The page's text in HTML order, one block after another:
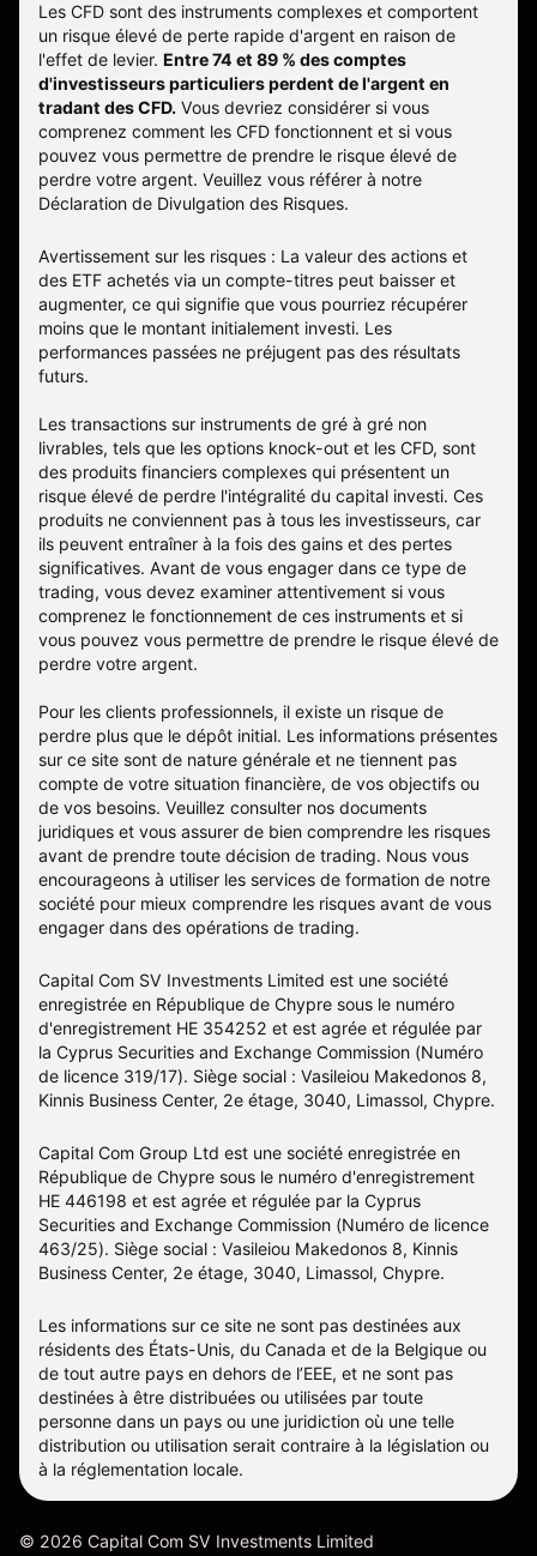
Les CFD sont des instruments complexes et comportent
un risque élevé de perte rapide d'argent en raison de
l'effet de levier. Entre 74 et 89 % des comptes
d'investisseurs particuliers perdent de l'argent en
tradant des CFD. Vous devriez considérer si vous
comprenez comment les CFD fonctionnent et si vous
pouvez vous permettre de prendre le risque élevé de
perdre votre argent. Veuillez vous référer à notre
Déclaration de Divulgation des Risques.
Avertissement sur les risques : La valeur des actions et
des ETF achetés via un compte-titres peut baisser et
augmenter, ce qui signifie que vous pourriez récupérer
moins que le montant initialement investi. Les
performances passées ne préjugent pas des résultats
futurs.
Les transactions sur instruments de gré à gré non
livrables, tels que les options knock-out et les CFD, sont
des produits financiers complexes qui présentent un
risque élevé de perdre l'intégralité du capital investi. Ces
produits ne conviennent pas à tous les investisseurs, car
ils peuvent entraîner à la fois des gains et des pertes
significatives. Avant de vous engager dans ce type de
trading, vous devez examiner attentivement si vous
comprenez le fonctionnement de ces instruments et si
vous pouvez vous permettre de prendre le risque élevé de
perdre votre argent.
Pour les clients professionnels, il existe un risque de
perdre plus que le dépôt initial. Les informations présentes
sur ce site sont de nature générale et ne tiennent pas
compte de votre situation financière, de vos objectifs ou
de vos besoins. Veuillez consulter nos documents
juridiques et vous assurer de bien comprendre les risques
avant de prendre toute décision de trading. Nous vous
encourageons à utiliser les services de formation de notre
société pour mieux comprendre les risques avant de vous
engager dans des opérations de trading.
Capital Com SV Investments Limited est une société
enregistrée en République de Chypre sous le numéro
d'enregistrement HE 354252 et est agrée et régulée par
la Cyprus Securities and Exchange Commission (Numéro
de licence 319/17). Siège social : Vasileiou Makedonos 8,
Kinnis Business Center, 2e étage, 3040, Limassol, Chypre.
Capital Com Group Ltd est une société enregistrée en
République de Chypre sous le numéro d'enregistrement
ΗΕ 446198 et est agrée et régulée par la Cyprus
Securities and Exchange Commission (Numéro de licence
463/25). Siège social : Vasileiou Makedonos 8, Kinnis
Business Center, 2e étage, 3040, Limassol, Chypre.
Les informations sur ce site ne sont pas destinées aux
résidents des États-Unis, du Canada et de la Belgique ou
de tout autre pays en dehors de l’EEE, et ne sont pas
destinées à être distribuées ou utilisées par toute
personne dans un pays ou une juridiction où une telle
distribution ou utilisation serait contraire à la législation ou
à la réglementation locale.
© 2026 Capital Com SV Investments Limited